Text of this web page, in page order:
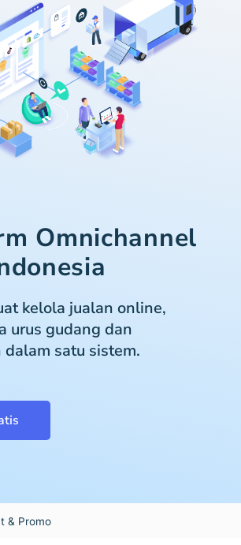
Omnichannel
kelola jualan online,
urus gudang dan
satu sistem.
& Promo